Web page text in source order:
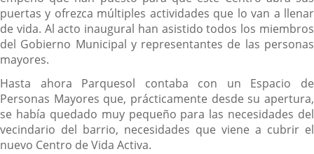
puertas y ofrezca múltiples actividades que lo van a llenar
de vida. Al acto inaugural han asistido todos los miembros
del Gobierno Municipal y representantes de las personas
mayores.
Hasta ahora Parquesol contaba con un Espacio de
Personas Mayores que, prácticamente desde su apertura,
se había quedado muy pequeño para las necesidades del
vecindario del barrio, necesidades que viene a cubrir el
nuevo Centro de Vida Activa.